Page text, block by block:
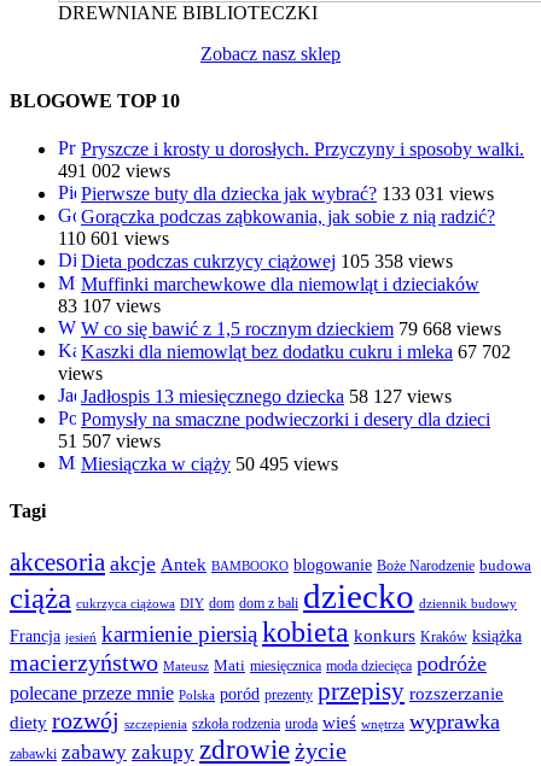
DREWNIANE BIBLIOTECZKI
Zobacz nasz sklep
BLOGOWE TOP 10
Pryszcze i krosty u dorosłych. Przyczyny i sposoby walki.
491 002 views
Pierwsze buty dla dziecka jak wybrać? 133 031 views
Gorączka podczas ząbkowania, jak sobie z nią radzić?
110 601 views
Dieta podczas cukrzycy ciążowej 105 358 views
Muffinki marchewkowe dla niemowląt i dzieciaków
83 107 views
W co się bawić z 1,5 rocznym dzieckiem 79 668 views
Kaszki dla niemowląt bez dodatku cukru i mleka 67 702
views
Jadłospis 13 miesięcznego dziecka 58 127 views
Pomysły na smaczne podwieczorki i desery dla dzieci
51 507 views
Miesiączka w ciąży 50 495 views
Tagi
akcesoria akcje Antek BAMBOOKO blogowanie Boże Narodzenie budowa
ciąża cukrzyca ciążowa DIY dom dom z bali dziecko dziennik budowy
Francja jesień karmienie piersiąkobieta konkurs Kraków książka
macierzyństwo Mateusz Mati miesięcznica moda dziecięca podróże
polecane przeze mnie Polska poród prezenty przepisy rozszerzanie
diety rozwój szczepienia szkoła rodzenia uroda wieś wnętrza wyprawka
zabawki zabawy zakupy zdrowieżycie